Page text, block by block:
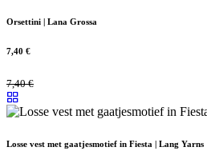
Orsettini | Lana Grossa
7,40 €
7,40€
Losse vest met gaatjesmotief in Fiesta | Lang Yarns